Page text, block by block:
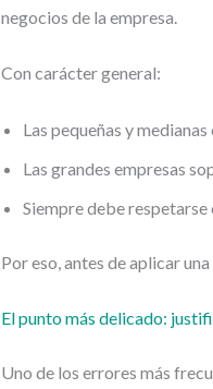
negocios de la empresa.
Con carácter general:
Las pequeñas y
Las grandes empresas
Siempre debe
Por eso, antes de aplicar
El punto más delicado:
Uno de los errores más